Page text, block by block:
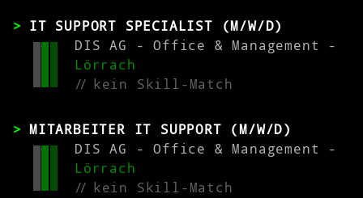
IT SUPPORT SPECIALIST (M/W/D)
DIS AG - Office & Management -
Lörrach
//kein Skill-Match
MITARBEITER IT SUPPORT (M/W/D)
DIS AG - Office & Management -
Lörrach
//kein Skill-Match